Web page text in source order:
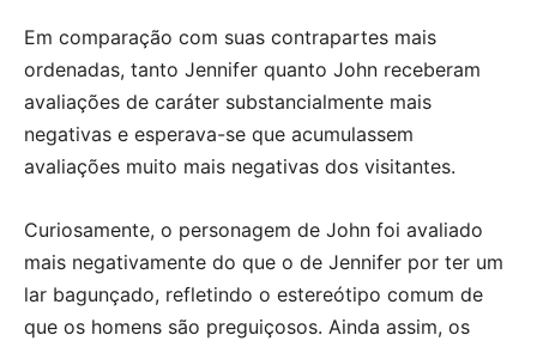
Em comparação com suas contrapartes mais
ordenadas, tanto Jennifer quanto John receberam
avaliações de caráter substancialmente mais
negativas e esperava-se que acumulassem
avaliações muito mais negativas dos visitantes.
Curiosamente, o personagem de John foi avaliado
mais negativamente do que o de Jennifer por ter um
lar bagunçado, refletindo o estereótipo comum de
que os homens são preguiçosos. Ainda assim, os